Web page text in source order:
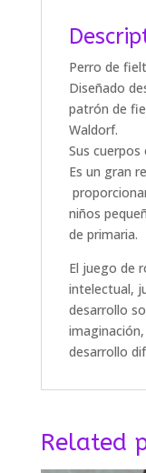
Perro de
Diseñado
patrón de
Waldorf.
Sus
Es un gran
niños
de primaria.
El juego de
intelectual,
desarrollo
desarrollo
Related